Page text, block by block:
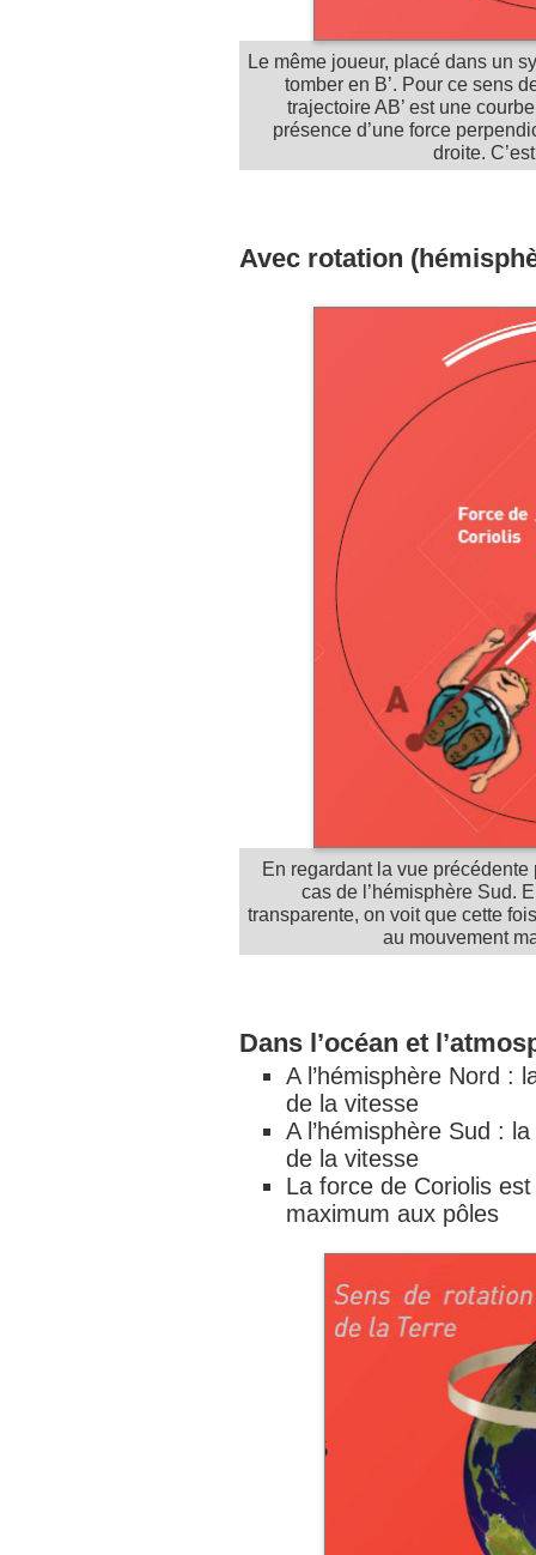
Le même joueur, placé dans un
tomber en B’. Pour ce sens
trajectoire AB’ est une
présence d’une force
droite.
Avec rotation
En regardant la vue
cas de l’hémisphère Sud.
transparente, on voit que cette
au mouvement
Dans l’océan et
A l’hémisphère Nord :
de la vitesse
A l’hémisphère Sud :
de la vitesse
La force de Coriolis
maximum aux pôles